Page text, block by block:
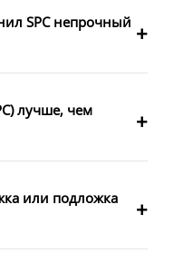
SPC непрочный
лучше, чем
или подложка